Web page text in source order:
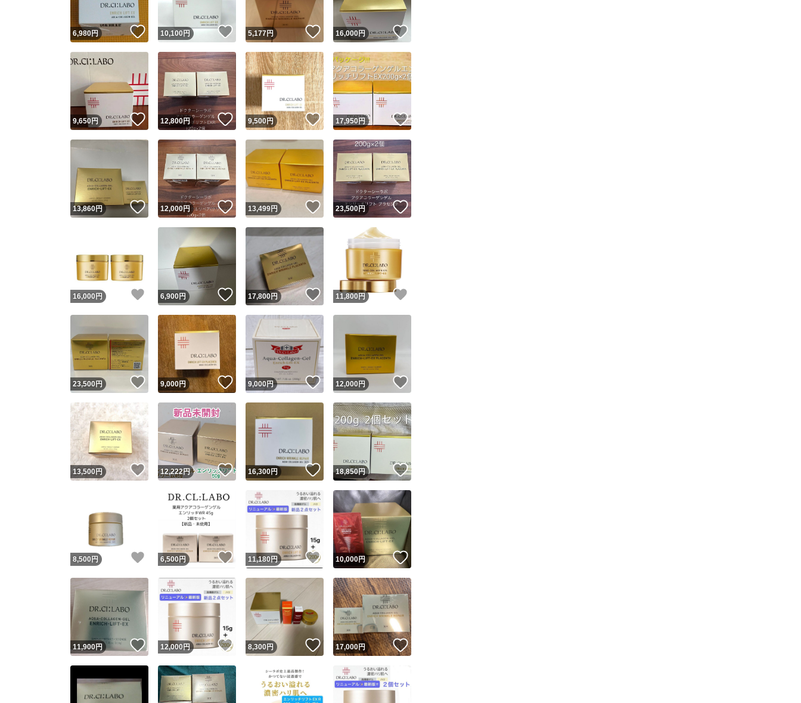
スピード＆安心発送
このユーザーは高頻度で24時間以内＆設定した発送日数内に発送してい
ます
スピード発送 このユーザーは高頻度で24時間以内に発送しています
安心発送 このユーザーは設定した発送日数内に発送しています
6,980円 いいね！
10,100 円 いいね！
5,177円 いいね！
16,000円
9,650円 いいね！
12,800円 いいね！
9,500円 いいね！
17,950円 いいね！
13,860円 いいね！
12,000円 いいね！
13,499円 いいね！
23,500円 いいね！
16,000 円 いいね！
6,900円 いいね！
17,800円 いいね！
11,800 円
23,500円 いいね！
9,000円 いいね！
9,000円 いいね！
12,000円
13,500円 いいね！
12,222円 いいね！
16,300円 いいね！
18,850円 いいね！
8,500 円 いいね！
6,500円 いいね！
11,180円 いいね！
10,000円
11,900円 いいね！
12,000円 いいね！
8,300円 いいね！
17,000円 いいね！